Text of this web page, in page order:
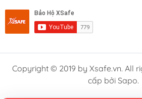
Copyright © 2019 by Xsafe.vn. All
cấp bởi Sapo.